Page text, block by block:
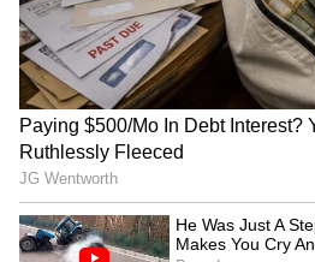
Image Credit : Tata Motors
ಟಿಯಾಗೊ ಇವಿಗೆ ಆಧುನಿಕ ಸ್ಪರ್ಶ
ಟಾಟಾ ಕಂಪನಿಯು ತನ್ನ
ಇವಿ (Tiago EV) ಕಾರಿನ
ಪ್ರಕ್ರಿಯೆಗೆ ಚಾಲನೆ ನೀಡಿದೆ. ಟಾಟಾ